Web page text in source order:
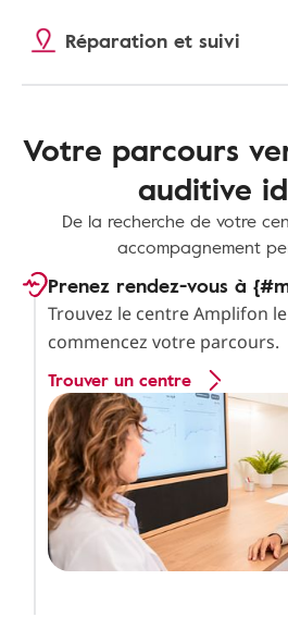
Réparation et suivi
Votre parcours
auditive
De la recherche de votre
accompagnement
Prenez rendez-vous à
Trouvez le centre Amplifon
commencez votre parcours.
Trouver un centre